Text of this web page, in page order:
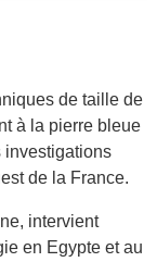
de taille de
à la pierre bleue
investigations
de la France.
intervient
en Egypte et au